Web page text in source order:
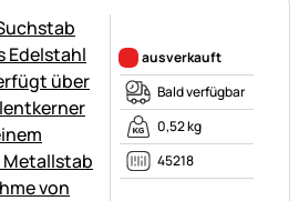
ausverkauft
Bald verfügbar
0,52 kg
45218